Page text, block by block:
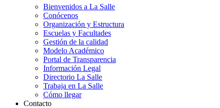
Bienvenidos a La Salle
Conócenos
Organización y Estructura
Escuelas y Facultades
Gestión de la calidad
Modelo Académico
Portal de Transparencia
Información Legal
Directorio La Salle
Trabaja en La Salle
Cómo llegar
Contacto